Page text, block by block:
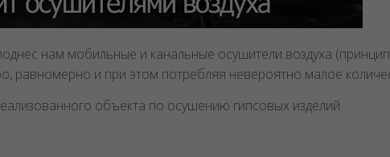
нам мобильные и канальные осушители воздуха
равномерно и при этом потребляя невероятно малое
объекта по осушению гипсовых изделий.